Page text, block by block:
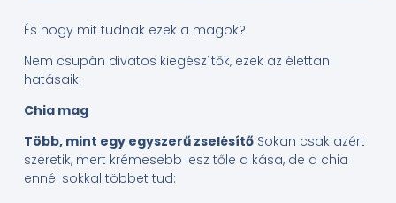
És hogy mit tudnak ezek a magok?
Nem csupán divatos kiegészítők, ezek az élettani
hatásaik:
Chia mag
Több, mint egy egyszerű zselésítőSokan csak azért
szeretik, mert krémesebb lesz tőle a kása, de a chia
ennél sokkal többet tud: